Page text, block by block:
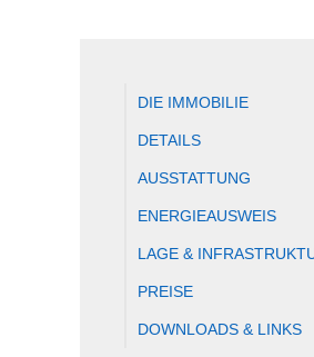
DIE IMMOBILIE
DETAILS
AUSSTATTUNG
ENERGIEAUSWEIS
LAGE &
PREISE
DOWNLOADS & LINKS